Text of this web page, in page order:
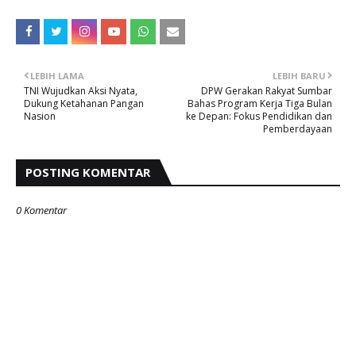
LEBIH BARU
DPW Gerakan Rakyat Sumbar
Bahas Program Kerja Tiga Bulan
ke Depan: Fokus Pendidikan dan
Pemberdayaan
LEBIH LAMA
TNI Wujudkan Aksi Nyata,
Dukung Ketahanan Pangan
Nasion
POSTING KOMENTAR
0 Komentar